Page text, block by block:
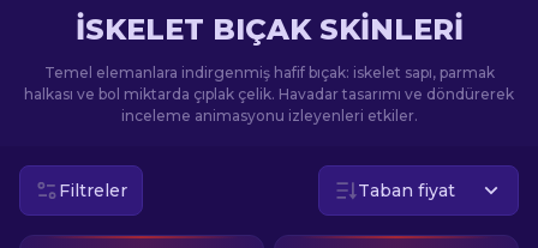
Kasalar
Diğer
TR
İSKELET BIÇAK SKINLERI
Temel elemanlara indirgenmiş hafif bıçak: iskelet sapı, parmak
halkası ve bol miktarda çıplak çelik. Havadar tasarımı ve döndürerek
inceleme animasyonu izleyenleri etkiler.
Filtreler Taban fiyat